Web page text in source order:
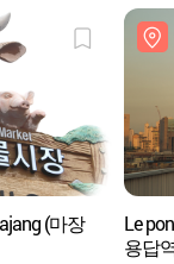
(마장
Le
용답